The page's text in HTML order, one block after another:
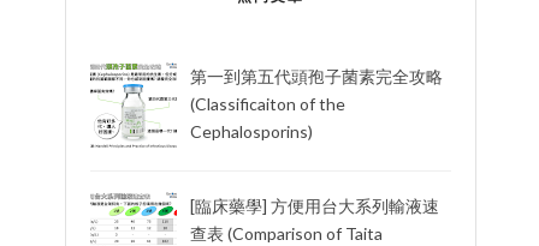
第一到第五代頭孢子菌素完全攻略
(Classificaiton of the
Cephalosporins)
[臨床藥學] 方便用台大系列輸液速
查表 (Comparison of Taita